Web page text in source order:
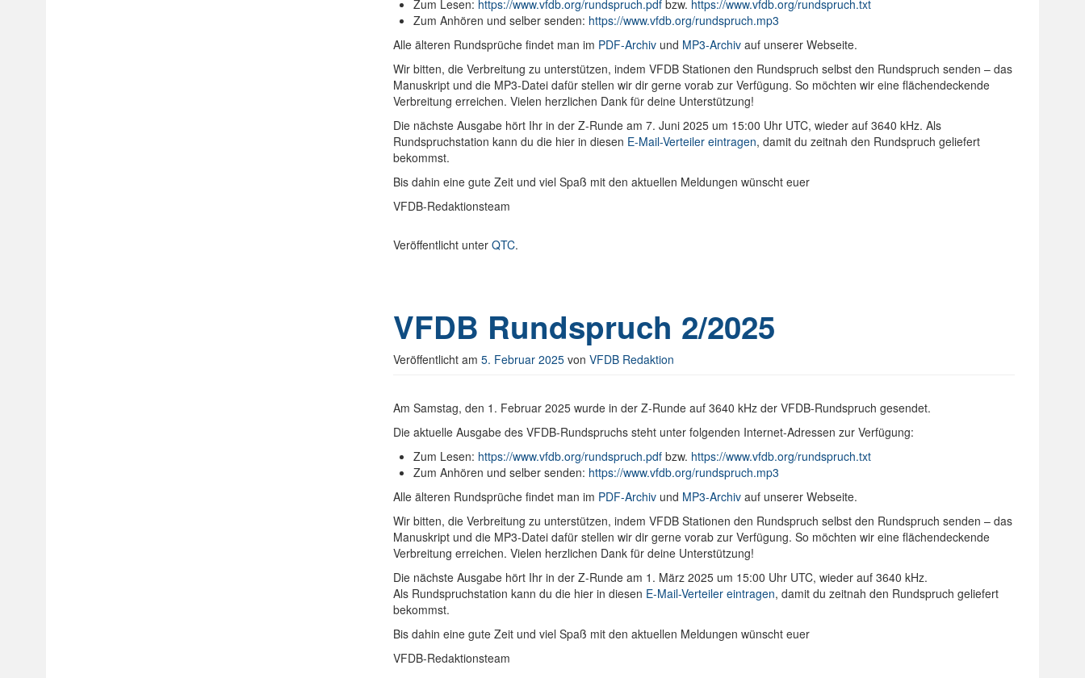
Zum Lesen: https://www.vfdb.org/rundspruch.pdf bzw. https://www.vfdb.org/rundspruch.txt
Zum Anhören und selber senden: https://www.vfdb.org/rundspruch.mp3
Alle älteren Rundsprüche findet man im PDF-Archiv und MP3-Archiv auf unserer Webseite.
Wir bitten, die Verbreitung zu unterstützen, indem VFDB Stationen den Rundspruch selbst den Rundspruch senden – das
Manuskript und die MP3-Datei dafür stellen wir dir gerne vorab zur Verfügung. So möchten wir eine flächendeckende
Verbreitung erreichen. Vielen herzlichen Dank für deine Unterstützung!
Die nächste Ausgabe hört Ihr in der Z-Runde am 7. Juni 2025 um 15:00 Uhr UTC, wieder auf 3640 kHz. Als
Rundspruchstation kann du die hier in diesen E-Mail-Verteiler eintragen, damit du zeitnah den Rundspruch geliefert
bekommst.
Bis dahin eine gute Zeit und viel Spaß mit den aktuellen Meldungen wünscht euer
VFDB-Redaktionsteam
Veröffentlicht unter QTC.
VFDB Rundspruch 2/2025
Veröffentlicht am 5. Februar 2025 von VFDB Redaktion
Am Samstag, den 1. Februar 2025 wurde in der Z-Runde auf 3640 kHz der VFDB-Rundspruch gesendet.
Die aktuelle Ausgabe des VFDB-Rundspruchs steht unter folgenden Internet-Adressen zur Verfügung:
Zum Lesen: https://www.vfdb.org/rundspruch.pdf bzw. https://www.vfdb.org/rundspruch.txt
Zum Anhören und selber senden: https://www.vfdb.org/rundspruch.mp3
Alle älteren Rundsprüche findet man im PDF-Archiv und MP3-Archiv auf unserer Webseite.
Wir bitten, die Verbreitung zu unterstützen, indem VFDB Stationen den Rundspruch selbst den Rundspruch senden – das
Manuskript und die MP3-Datei dafür stellen wir dir gerne vorab zur Verfügung. So möchten wir eine flächendeckende
Verbreitung erreichen. Vielen herzlichen Dank für deine Unterstützung!
Die nächste Ausgabe hört Ihr in der Z-Runde am 1. März 2025 um 15:00 Uhr UTC, wieder auf 3640 kHz.
Als Rundspruchstation kann du die hier in diesen E-Mail-Verteiler eintragen, damit du zeitnah den Rundspruch geliefert
bekommst.
Bis dahin eine gute Zeit und viel Spaß mit den aktuellen Meldungen wünscht euer
VFDB-Redaktionsteam